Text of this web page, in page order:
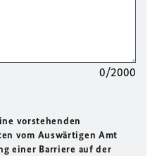
0/2000
vorstehenden
vom Auswärtigen Amt
einer Barriere auf der